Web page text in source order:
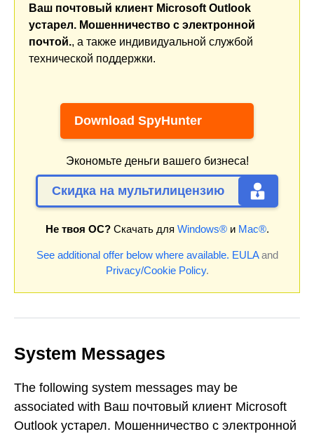
Ваш почтовый клиент Microsoft Outlook
устарел. Мошенничество с электронной
почтой., а также индивидуальной службой
технической поддержки.
Download SpyHunter
Экономьте деньги вашего бизнеса!
Скидка на мультилицензию
Не твоя ОС?Скачать для Windows®и Mac®.
See additional offer below where available. EULAand
Privacy/Cookie Policy.
System Messages
The following system messages may be
associated with Ваш почтовый клиент Microsoft
Outlook устарел. Мошенничество с электронной